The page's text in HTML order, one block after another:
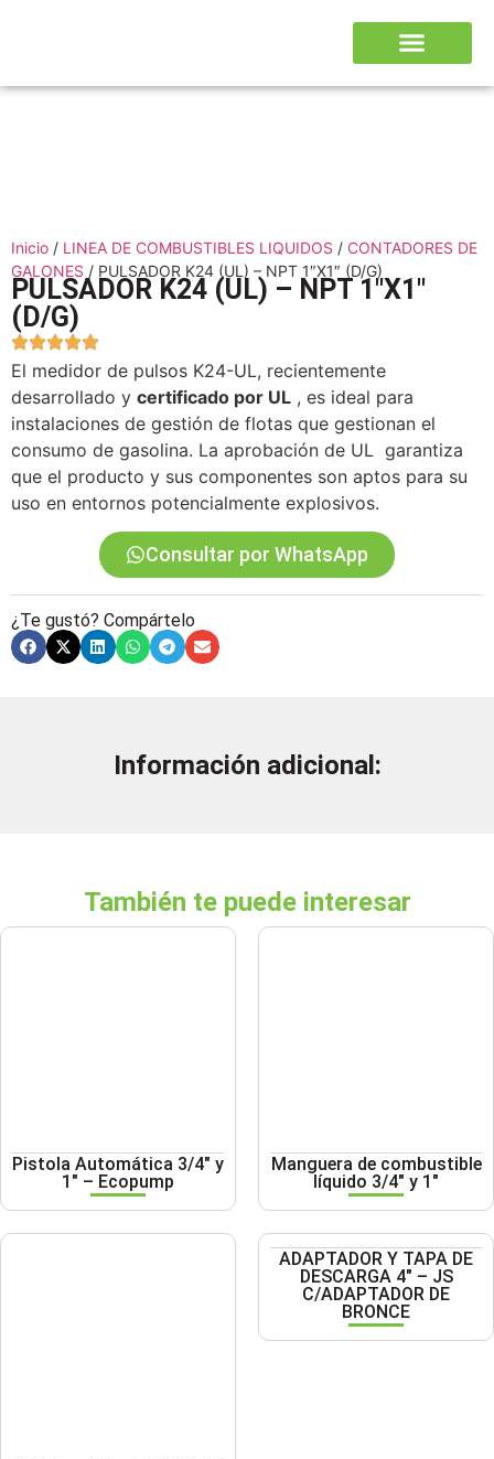
Inicio / LINEA DE COMBUSTIBLES LIQUIDOS / CONTADORES DE
GALONES / PULSADOR K24 (UL) – NPT 1″X1″ (D/G)
PULSADOR K24 (UL) – NPT 1″X1″
(D/G)
El medidor de pulsos K24-UL, recientemente
desarrollado y certificado por UL , es ideal para
instalaciones de gestión de flotas que gestionan el
consumo de gasolina. La aprobación de UL garantiza
que el producto y sus componentes son aptos para su
uso en entornos potencialmente explosivos.
Consultar por WhatsApp
¿Te gustó? Compártelo
Información adicional:
También te puede interesar
Pistola Automática 3/4″ y
1″ – Ecopump
Manguera de combustible
líquido 3/4″ y 1″
ADAPTADOR Y TAPA DE
DESCARGA 4″ – JS
C/ADAPTADOR DE
BRONCE